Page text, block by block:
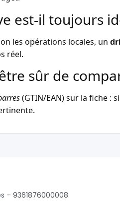
est-il toujours
les opérations locales, un
réel.
sûr de
(GTIN/EAN) sur la fiche :
– 9361876000008